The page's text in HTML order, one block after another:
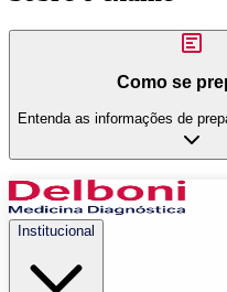
Como se
Entenda as informações de
Institucional